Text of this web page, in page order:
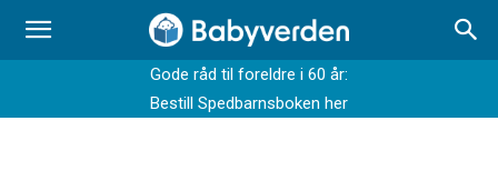
Gode råd til foreldre i 60 år:
Bestill Spedbarnsboken her